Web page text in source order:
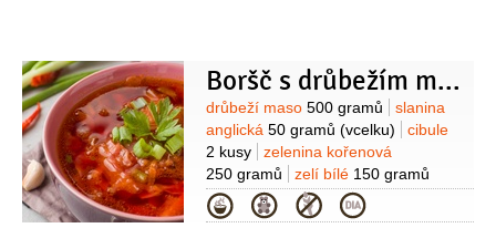
Boršč s drůbežím masem
Suroviny
drůbeží maso 500 gramů
slanina
anglická 50 gramů (vcelku)
cibule
2 kusy
zelenina kořenová
250 gramů
zelí bílé 150 gramů
(čerstvé)
brambory150 gramů
červená100 gramů
rajčatový protlak
Kategorie